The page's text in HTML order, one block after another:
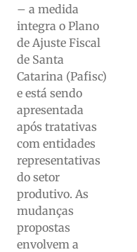
– a medida
integra o Plano
de Ajuste Fiscal
de Santa
Catarina (Pafisc)
e está sendo
apresentada
após tratativas
com entidades
representativas
do setor
produtivo. As
mudanças
propostas
envolvem a